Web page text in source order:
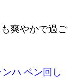
爽やかで過ご
ハ ペン回し